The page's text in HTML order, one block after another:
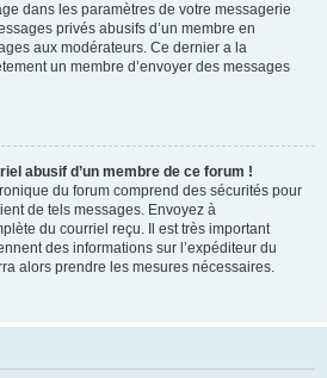
dans les paramètres de votre messagerie
privés abusifs d’un membre en
aux modérateurs. Ce dernier a la
un membre d’envoyer des messages
abusif d’un membre de ce forum !
du forum comprend des sécurités pour
de tels messages. Envoyez à
du courriel reçu. Il est très important
des informations sur l’expéditeur du
alors prendre les mesures nécessaires.